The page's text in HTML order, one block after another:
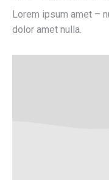
Lorem ipsum amet –
dolor amet nulla.